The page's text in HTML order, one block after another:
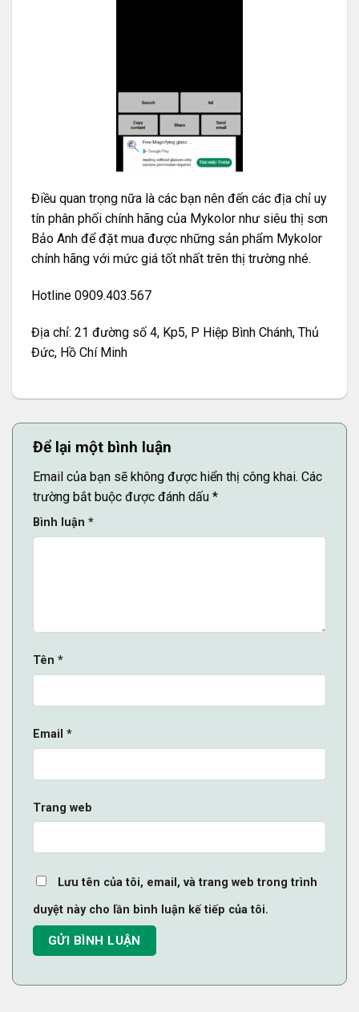
Điều quan trọng nữa là các bạn nên đến các địa chỉ uy
tín phân phối chính hãng của Mykolor như siêu thị sơn
Bảo Anh để đặt mua được những sản phẩm Mykolor
chính hãng với mức giá tốt nhất trên thị trường nhé.
Hotline 0909.403.567
Địa chỉ: 21 đường số 4, Kp5, P Hiệp Bình Chánh, Thủ
Đức, Hồ Chí Minh
Để lại một bình luận
Email của bạn sẽ không được hiển thị công khai. Các
trường bắt buộc được đánh dấu *
Bình luận *
Tên *
Email *
Trang web
Lưu tên của tôi, email, và trang web trong trình
duyệt này cho lần bình luận kế tiếp của tôi.